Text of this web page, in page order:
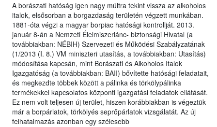
A borászati hatóság igen nagy múltra tekint vissza az alkoholos
italok, elsősorban a borgazdaság területén végzett munkában.
1881-óta végzi a magyar borpiac hatósági kontrollját. 2013.
január 8-án a Nemzeti Élelmiszerlánc- biztonsági Hivatal (a
továbbiakban: NÉBIH) Szervezeti és Működési Szabályzatának
(1/2013 (I. 8.) VM miniszteri utasítás, a továbbiakban: Utasítás)
módosítása kapcsán, mint Borászati és Alkoholos Italok
Igazgatóság (a továbbiakban: BAII) bővítette hatósági feladatait,
és megkezdte többek között a pálinka és törkölypálinka
termékekkel kapcsolatos központi igazgatási feladatok ellátását.
Ez nem volt teljesen új terület, hiszen korábbiakban is végeztük
már a borpárlatok, törkölyés seprőpárlatok vizsgálatát. Az új
felhatalmazás azonban egy szélesebb